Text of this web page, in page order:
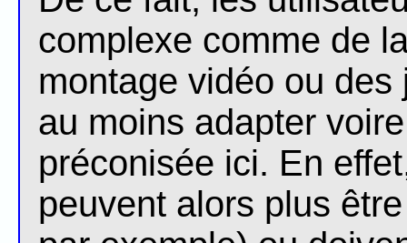
complexe comme de
montage vidéo ou
au moins adapter
préconisée ici. En
peuvent alors plus